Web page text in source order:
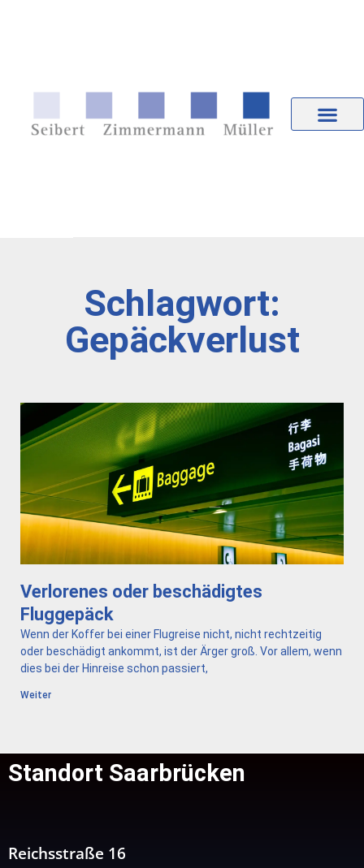
Schlagwort:
Gepäckverlust
Verlorenes oder beschädigtes
Fluggepäck
Wenn der Koffer bei einer Flugreise nicht, nicht rechtzeitig
oder beschädigt ankommt, ist der Ärger groß. Vor allem, wenn
dies bei der Hinreise schon passiert,
Weiter
Standort Saarbrücken
Reichsstraße 16